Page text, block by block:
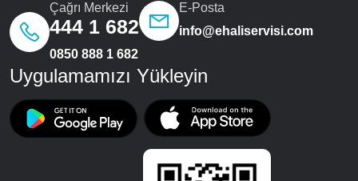
Çağrı Merkezi
444 1 682
0850 888 1 682
E-Posta
info@ehaliservisi.com
Uygulamamızı Yükleyin